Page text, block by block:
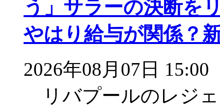
う」サラーの決断を
やはり給与が関係？
2026年08月07日 15:00
リバプールのレジ